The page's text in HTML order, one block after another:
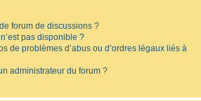
forum de discussions ?
pas disponible ?
de problèmes d’abus ou d’ordres légaux liés à
administrateur du forum ?